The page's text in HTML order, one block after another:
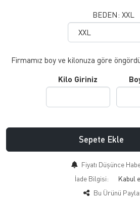
BEDEN: XXL
Firmamız boy ve kilonuza göre
Kilo Giriniz
Sepete Ekle
Fiyatı Düşünce
İade Bilgisi:
Bu Ürünü